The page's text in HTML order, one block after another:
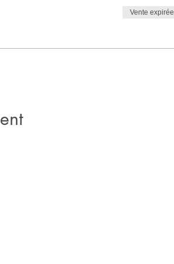
Vente expirée